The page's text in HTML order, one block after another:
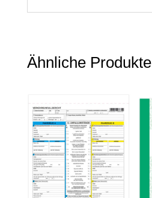
Ähnliche Produkte